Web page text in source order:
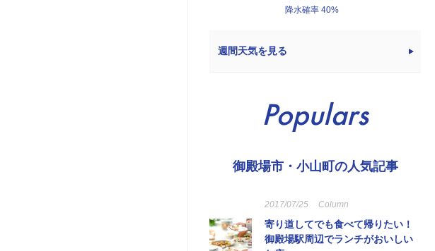
降水確率 40%
週間天気を見る
Populars
御殿場市・小山町の人気記事
2017/07/25 Column
寄り道してでも食べて帰りたい！
御殿場駅周辺でランチがおいしい